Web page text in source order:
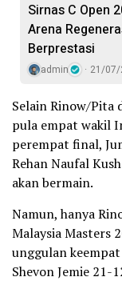
Sirnas C Open
Arena
Berprestasi
admin 21/07/
Selain Rinow/Pita
pula empat wakil
perempat final,
Rehan Naufal
akan bermain.
Namun, hanya
Malaysia Masters
unggulan
Shevon Jemie 21-